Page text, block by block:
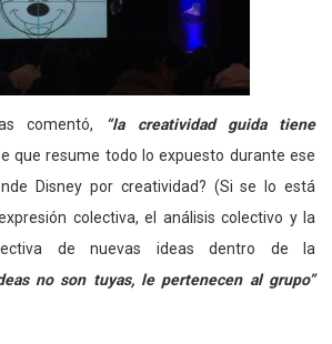
comentó, “la creatividad guida tiene
que resume todo lo expuesto durante ese
Disney por creatividad? (Si se lo está
colectiva, el análisis colectivo y la
de nuevas ideas dentro de la
no son tuyas, le pertenecen al grupo”